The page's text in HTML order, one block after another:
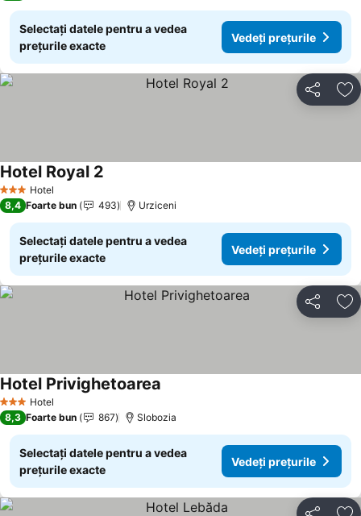
Selectați datele pentru a vedea
prețurile exacte
Vedeți prețurile
Distribuiți
3 SteleHotel
Hotel Royal 2
8,4 Foarte bun 493 Urziceni
Selectați datele pentru a vedea
prețurile exacte
Vedeți prețurile
Distribuiți
3 SteleHotel
Hotel Privighetoarea
8,3 Foarte bun 867 Slobozia
Selectați datele pentru a vedea
prețurile exacte
Vedeți prețurile